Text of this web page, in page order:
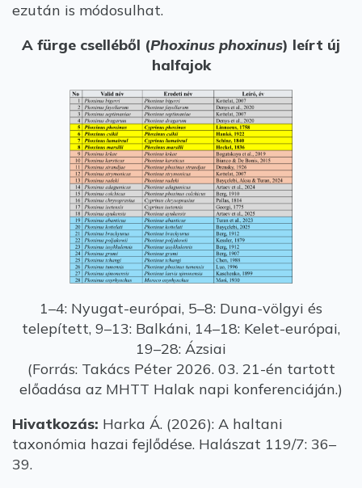
ezután is módosulhat.
A fürge cselléből (Phoxinus phoxinus) leírt új
halfajok
1–4: Nyugat-európai, 5–8: Duna-völgyi és
telepített, 9–13: Balkáni, 14–18: Kelet-európai,
19–28: Ázsiai
(Forrás: Takács Péter 2026. 03. 21-én tartott
előadása az MHTT Halak napi konferenciáján.)
Hivatkozás: Harka Á. (2026): A haltani
taxonómia hazai fejlődése. Halászat 119/7: 36–
39.